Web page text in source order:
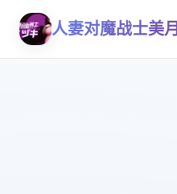
人妻对魔战士美月